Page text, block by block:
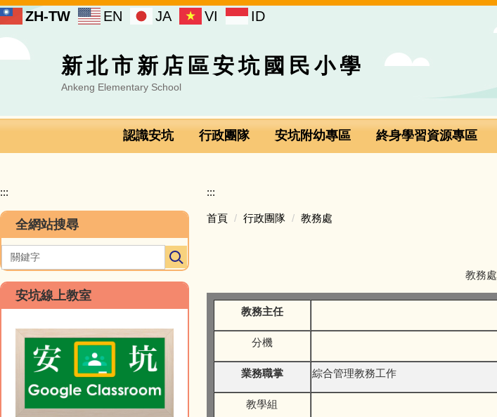
跳
到
主
ZH-TW EN JA VI ID
新北市新店區安坑國民小學
Ankeng Elementary School
認識安坑 行政團隊 安坑附幼專區 終身學習資源專區
:::
全網站搜尋
安坑線上教室
:::
首頁 行政團隊 教務處
教務處
教務主任
分機
業務職掌 綜合管理教務工作
教學組